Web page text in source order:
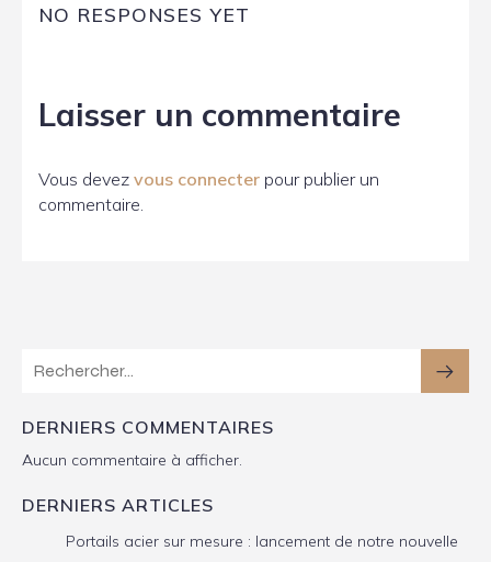
NO RESPONSES YET
Laisser un commentaire
Vous devez vous connecter pour publier un
commentaire.
DERNIERS COMMENTAIRES
Aucun commentaire à afficher.
DERNIERS ARTICLES
Portails acier sur mesure : lancement de notre nouvelle